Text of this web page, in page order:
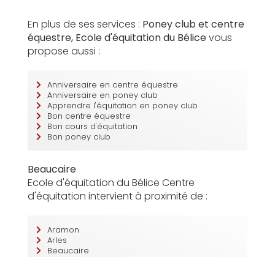
En plus de ses services : Poney club et centre
équestre, Ecole d'équitation du Bélicevous
propose aussi :
Anniversaire en centre équestre
Anniversaire en poney club
Apprendre l'équitation en poney club
Bon centre équestre
Bon cours d'équitation
Bon poney club
Beaucaire
Ecole d'équitation du Bélice Centre
d'équitation intervient à proximité de :
Aramon
Arles
Beaucaire